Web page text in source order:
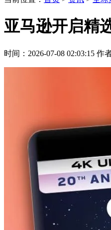
亚马逊开启精
时间：2026-07-08 02:03:15 作